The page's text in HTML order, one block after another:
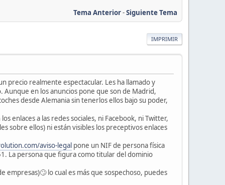
Tema Anterior-Siguiente Tema
IMPRIMIR
precio realmente espectacular. Les ha llamado y
en los anuncios pone que son de Madrid,
desde Alemania sin tenerlos ellos bajo su poder,
enlaces a las redes sociales, ni Facebook, ni Twitter,
sobre ellos) ni están visibles los preceptivos enlaces
aviso-legal pone un NIF de persona física
La persona que figura como titular del dominio
empresas)🙄 lo cual es más que sospechoso, puedes